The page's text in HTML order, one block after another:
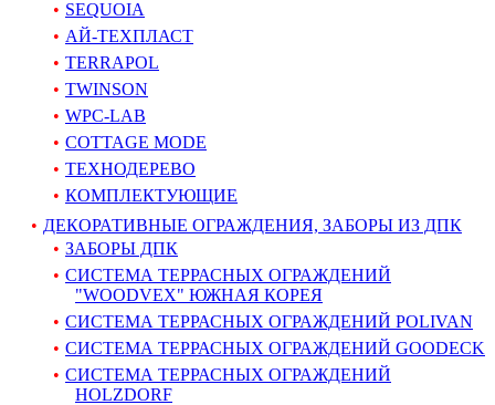
SEQUOIA
АЙ-ТЕХПЛАСТ
TERRAPOL
TWINSON
WPC-LAB
COTTAGE MODE
ТЕХНОДЕРЕВО
КОМПЛЕКТУЮЩИЕ
ДЕКОРАТИВНЫЕ ОГРАЖДЕНИЯ, ЗАБОРЫ ИЗ ДПК
ЗАБОРЫ ДПК
СИСТЕМА ТЕРРАСНЫХ ОГРАЖДЕНИЙ
"WOODVEX" ЮЖНАЯ КОРЕЯ
СИСТЕМА ТЕРРАСНЫХ ОГРАЖДЕНИЙ POLIVAN
СИСТЕМА ТЕРРАСНЫХ ОГРАЖДЕНИЙ GOODECK
СИСТЕМА ТЕРРАСНЫХ ОГРАЖДЕНИЙ
HOLZDORF